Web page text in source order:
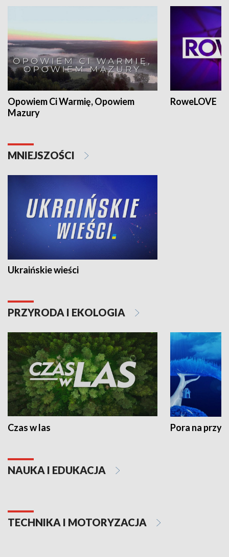
Opowiem Ci Warmię, Opowiem
Mazury
RoweLOVE
MNIEJSZOŚCI
Ukraińskie wieści
PRZYRODA I EKOLOGIA
Czas w las Pora na
NAUKA I EDUKACJA
TECHNIKA I MOTORYZACJA